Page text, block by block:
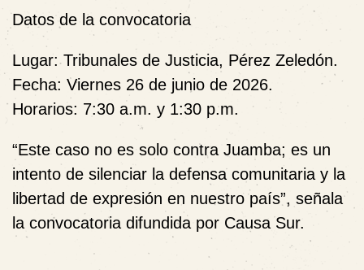
Datos de la convocatoria
Lugar:Tribunales de Justicia, Pérez Zeledón.
Fecha: Viernes 26 de junio de 2026.
Horarios: 7:30 a.m. y 1:30 p.m.
“Este caso no es solo contra Juamba; es un
intento de silenciar la defensa comunitaria y la
libertad de expresión en nuestro país”, señala
la convocatoria difundida por Causa Sur.